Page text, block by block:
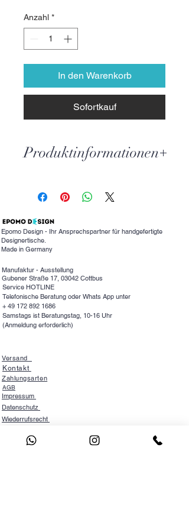
Anzahl *
In den Warenkorb
Sofortkauf
Produktinformationen
absolutes Einzelstück haben,
melden Sie doch gerne bei uns.
Epomo Design erstellt für Sie einen
einzigartigen Echtholztisch mit
Epoxidharz. Wir freuen uns auf
Ihre Anfrage.
Lieferzeit für Ihren Wunschtisch 8-
10 Wochen
Epomo Design - Ihr Ansprechspartner für handgefertigte
Designertische.
Made in Germany
Manufaktur - Ausstellung
Gubener Straße 17, 03042 Cottbus
Service HOTLINE
Telefonische Beratung oder Whats App unter
+ 49 172 892 1686
Samstags ist Beratungstag, 10-16 Uhr
(Anmeldung erforderlich)
Versand
Kontakt
Zahlungsarten
AGB
Impressum
Datenschutz
Wiederrufsrecht